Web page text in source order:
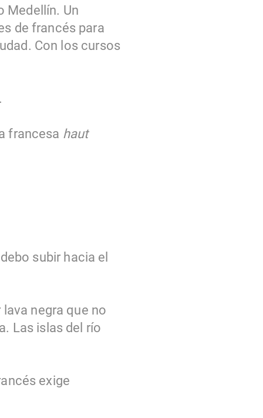
Medellín. Un
de francés para
Con los cursos
francesa haut
subir hacia el
negra que no
Las islas del río
exige